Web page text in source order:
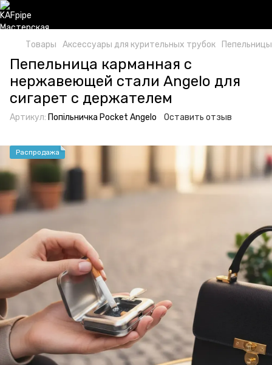
Товары Аксессуары для курительных трубок Пепельницы
Пепельница карманная с
нержавеющей стали Angelo для
сигарет с держателем
Артикул: Попільничка Pocket Angelo Оставить отзыв
Распродажа